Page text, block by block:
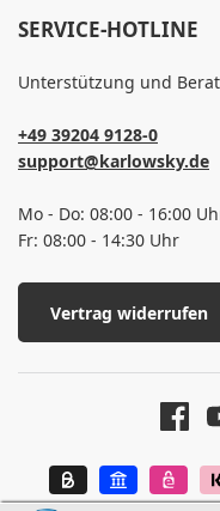
SERVICE-HOTLINE
Unterstützung und
+49 39204 9128-0
support@karlowsky.de
Mo - Do: 08:00 - 16:00
Fr: 08:00 - 14:30 Uhr
Vertrag widerrufen